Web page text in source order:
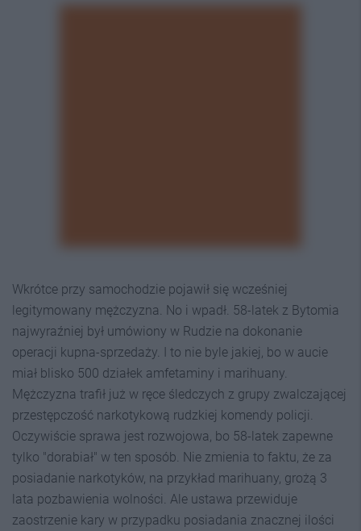
Wkrótce przy samochodzie pojawił się wcześniej
legitymowany mężczyzna. No i wpadł. 58-latek z Bytomia
najwyraźniej był umówiony w Rudzie na dokonanie
operacji kupna-sprzedaży. I to nie byle jakiej, bo w aucie
miał blisko 500 działek amfetaminy i marihuany.
Mężczyzna trafił już w ręce śledczych z grupy zwalczającej
przestępczość narkotykową rudzkiej komendy policji.
Oczywiście sprawa jest rozwojowa, bo 58-latek zapewne
tylko "dorabiał" w ten sposób. Nie zmienia to faktu, że za
posiadanie narkotyków, na przykład marihuany, grożą 3
lata pozbawienia wolności. Ale ustawa przewiduje
zaostrzenie kary w przypadku posiadania znacznej ilości